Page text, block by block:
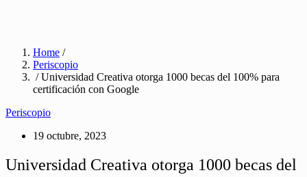
Home /
Periscopio
/ Universidad Creativa otorga 1000 becas del 100% para
certificación con Google
Periscopio
19 octubre, 2023
Universidad Creativa otorga 1000 becas del